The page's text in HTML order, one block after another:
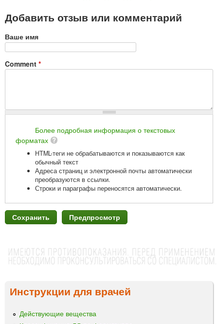
Добавить отзыв или комментарий
Ваше имя
Comment *
Более подробная информация о текстовых
форматах
HTML-теги не обрабатываются и показываются как
обычный текст
Адреса страниц и электронной почты автоматически
преобразуются в ссылки.
Строки и параграфы переносятся автоматически.
Инструкции для врачей
Действующие вещества